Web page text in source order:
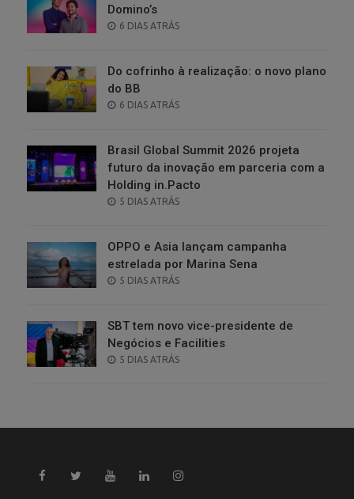
Domino’s
POSTED
6 DIAS ATRÁS
Do cofrinho à realização: o novo plano
do BB
POSTED
6 DIAS ATRÁS
Brasil Global Summit 2026 projeta
futuro da inovação em parceria com a
Holding in.Pacto
POSTED
5 DIAS ATRÁS
OPPO e Asia lançam campanha
estrelada por Marina Sena
POSTED
5 DIAS ATRÁS
SBT tem novo vice-presidente de
Negócios e Facilities
POSTED
5 DIAS ATRÁS